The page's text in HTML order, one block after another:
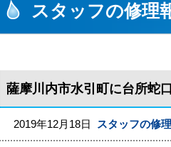
スタッフの修理
薩摩川内市水引町に台所蛇
2019年12月18日 スタッフの修